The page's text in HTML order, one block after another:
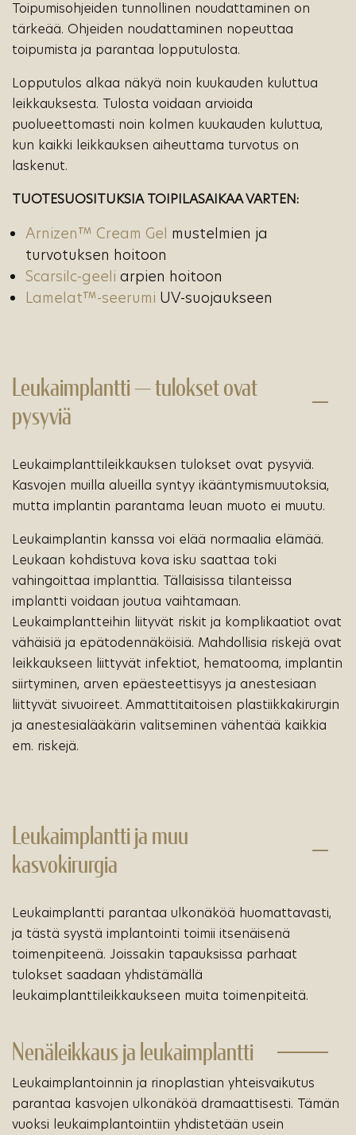
Toipumisohjeiden tunnollinen noudattaminen on
tärkeää. Ohjeiden noudattaminen nopeuttaa
toipumista ja parantaa lopputulosta.
Lopputulos alkaa näkyä noin kuukauden kuluttua
leikkauksesta. Tulosta voidaan arvioida
puolueettomasti noin kolmen kuukauden kuluttua,
kun kaikki leikkauksen aiheuttama turvotus on
laskenut.
TUOTESUOSITUKSIA TOIPILASAIKAA VARTEN:
Arnizen™ Cream Gel mustelmien ja
turvotuksen hoitoon
Scarsilc-geeli arpien hoitoon
Lamelat™-seerumi UV-suojaukseen
Leukaimplantti — tulokset ovat
pysyviä
Leukaimplanttileikkauksen tulokset ovat pysyviä.
Kasvojen muilla alueilla syntyy ikääntymismuutoksia,
mutta implantin parantama leuan muoto ei muutu.
Leukaimplantin kanssa voi elää normaalia elämää.
Leukaan kohdistuva kova isku saattaa toki
vahingoittaa implanttia. Tällaisissa tilanteissa
implantti voidaan joutua vaihtamaan.
Leukaimplantteihin liityvät riskit ja komplikaatiot ovat
vähäisiä ja epätodennäköisiä. Mahdollisia riskejä ovat
leikkaukseen liittyvät infektiot, hematooma, implantin
siirtyminen, arven epäesteettisyys ja anestesiaan
liittyvät sivuoireet. Ammattitaitoisen plastiikkakirurgin
ja anestesialääkärin valitseminen vähentää kaikkia
em. riskejä.
Leukaimplantti ja muu
kasvokirurgia
Leukaimplantti parantaa ulkonäköä huomattavasti,
ja tästä syystä implantointi toimii itsenäisenä
toimenpiteenä. Joissakin tapauksissa parhaat
tulokset saadaan yhdistämällä
leukaimplanttileikkaukseen muita toimenpiteitä.
Nenäleikkaus ja leukaimplantti
Leukaimplantoinnin ja rinoplastian yhteisvaikutus
parantaa kasvojen ulkonäköä dramaattisesti. Tämän
vuoksi leukaimplantointiin yhdistetään usein